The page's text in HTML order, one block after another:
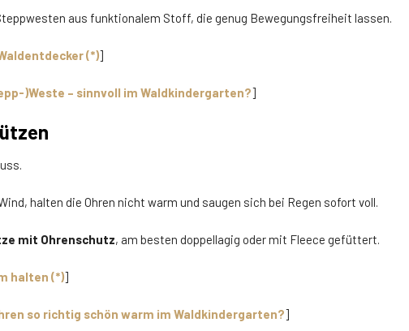
aus funktionalem Stoff, die genug Bewegungsfreiheit lassen.
(*)]
)Weste – sinnvoll im Waldkindergarten?]
halten die Ohren nicht warm und saugen sich bei Regen sofort voll.
mit Ohrenschutz, am besten doppellagig oder mit Fleece gefüttert.
halten (*)]
so richtig schön warm im Waldkindergarten?]